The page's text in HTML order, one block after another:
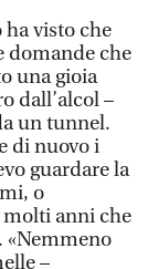
ha visto che
domande che
una gioia
dall’alcol –
un tunnel.
di nuovo i
guardare la
o
molti anni che
«Nemmeno
–